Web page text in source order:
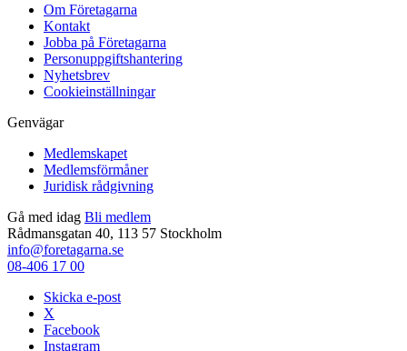
Om Företagarna
Kontakt
Jobba på Företagarna
Personuppgiftshantering
Nyhetsbrev
Cookieinställningar
Genvägar
Medlemskapet
Medlemsförmåner
Juridisk rådgivning
Gå med idag Bli medlem
Rådmansgatan 40, 113 57 Stockholm
info@foretagarna.se
08-406 17 00
Skicka e-post
X
Facebook
Instagram